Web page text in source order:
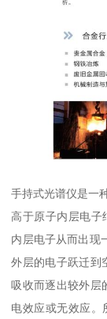
手持式光谱仪是一
高于原子内层电子
内层电子从而出现
外层的电子跃迁到
吸收而逐出较外层
电效应或无效应。